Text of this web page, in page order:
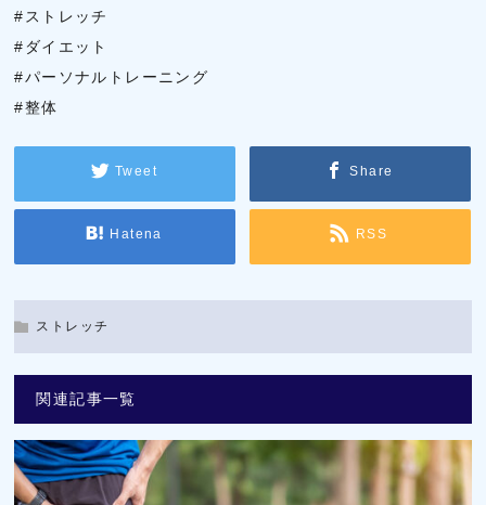
#ストレッチ
#ダイエット
#パーソナルトレーニング
#整体
Tweet Share
Hatena RSS
ストレッチ
関連記事一覧